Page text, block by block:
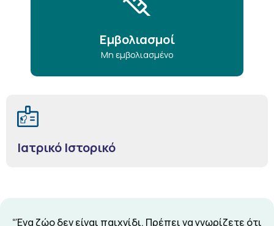
Εμβολιασμοί
Μη εμβολιασμένο
Ιατρικό Ιστορικό
“Ένα ζώο δεν είναι παιχνίδι. Πρέπει να γνωρίζετε ότι